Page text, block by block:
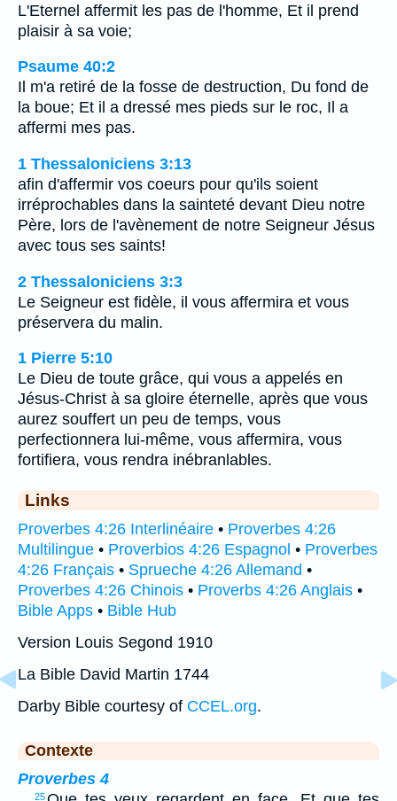
L'Eternel affermit les pas de l'homme, Et il prend
plaisir à sa voie;
Psaume 40:2
Il m'a retiré de la fosse de destruction, Du fond de
la boue; Et il a dressé mes pieds sur le roc, Il a
affermi mes pas.
1 Thessaloniciens 3:13
afin d'affermir vos coeurs pour qu'ils soient
irréprochables dans la sainteté devant Dieu notre
Père, lors de l'avènement de notre Seigneur Jésus
avec tous ses saints!
2 Thessaloniciens 3:3
Le Seigneur est fidèle, il vous affermira et vous
préservera du malin.
1 Pierre 5:10
Le Dieu de toute grâce, qui vous a appelés en
Jésus-Christ à sa gloire éternelle, après que vous
aurez souffert un peu de temps, vous
perfectionnera lui-même, vous affermira, vous
fortifiera, vous rendra inébranlables.
Links
Proverbes 4:26 Interlinéaire • Proverbes 4:26
Multilingue • Proverbios 4:26 Espagnol • Proverbes
4:26 Français • Sprueche 4:26 Allemand •
Proverbes 4:26 Chinois • Proverbs 4:26 Anglais •
Bible Apps • Bible Hub
Version Louis Segond 1910
La Bible David Martin 1744
Darby Bible courtesy of CCEL.org.
Contexte
Proverbes 4
25